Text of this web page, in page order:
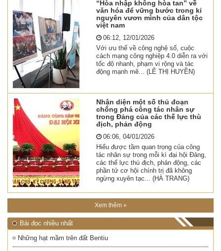
“Hòa nhập không hòa tan” về
văn hóa để vững bước trong kỉ
nguyên vươn mình của dân tộc
việt nam
06:12, 12/01/2026
Với ưu thế về công nghệ số, cuộc
cách mạng công nghiệp 4.0 diễn ra với
tốc độ nhanh, phạm vi rộng và tác
động mạnh mẽ... (LÊ THỊ HUYỀN)
Nhận diện một số thủ đoạn
chống phá công tác nhân sự
trong Đảng của các thế lực thù
địch, phản động
06:06, 04/01/2026
Hiểu được tầm quan trọng của công
tác nhân sự trong mỗi kì đại hội Đảng,
các thế lực thù địch, phản động, các
phần tử cơ hội chính trị đã không
ngừng xuyên tạc... (HÀ TRANG)
Xem thêm »
Bài đọc nhiều nhất
Những hạt mầm trên đất Bentiu